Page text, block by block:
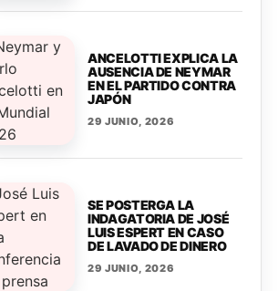
ANCELOTTI EXPLICA LA
AUSENCIA DE NEYMAR
EN EL PARTIDO CONTRA
JAPÓN
29 JUNIO, 2026
SE POSTERGA LA
INDAGATORIA DE JOSÉ
LUIS ESPERT EN CASO
DE LAVADO DE DINERO
29 JUNIO, 2026